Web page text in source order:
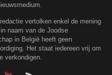
vertolken enkel de mening
naam van de Joodse
in België heeft geen
Het staat iedereen vrij om
verkondigen.